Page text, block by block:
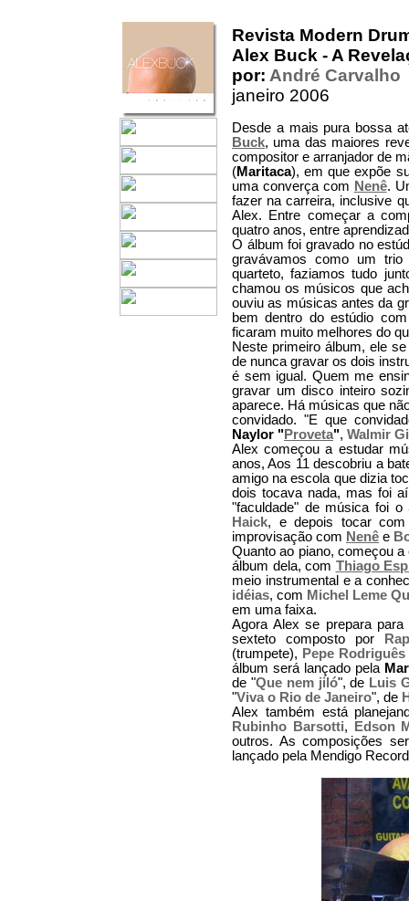
Revista Modern
Alex Buck - A
por: André Carvalho
janeiro 2006
Desde a mais pura bossa
Buck, uma das maiores
compositor e arranjador de
(Maritaca), em que expõe
uma converça com Nenê.
fazer na carreira, inclusive
Alex. Entre começar a
quatro anos, entre
O álbum foi gravado no
gravávamos como um
quarteto, faziamos tudo
chamou os músicos que
ouviu as músicas antes da
bem dentro do estúdio
ficaram muito melhores do
Neste primeiro álbum, ele
de nunca gravar os dois
é sem igual. Quem me
gravar um disco inteiro
aparece. Há músicas que
convidado. "E que
Naylor "Proveta", Walmir
Alex começou a estudar
anos, Aos 11 descobriu a
amigo na escola que dizia
dois tocava nada, mas foi
"faculdade" de música foi o
Haick, e depois tocar com
improvisação com Nenê e
Quanto ao piano, começou
álbum dela, com Thiago
meio instrumental e a
idéias, com Michel Leme
em uma faixa.
Agora Alex se prepara
sexteto composto por
(trumpete), Pepe Rodriguês
álbum será lançado pela
de "Que nem jiló", de Luis
"Viva o Rio de Janeiro", de
Alex também está
Rubinho Barsotti,
Edson
outros. As composições
lançado pela Mendigo